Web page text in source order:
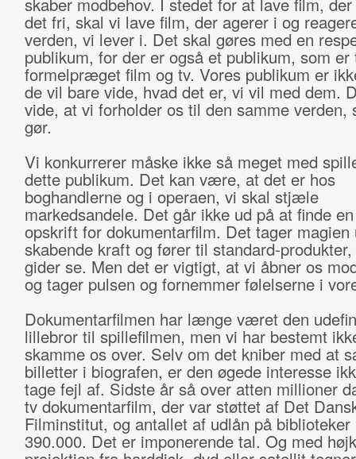
det fri, skal vi lave film, der agerer i og
verden, vi lever i. Det skal gøres med en
publikum, for der er også et publikum, som
formelpræget film og tv. Vores publikum er
de vil bare vide, hvad det er, vi vil med dem.
vide, at vi forholder os til den samme verden,
gør.
Vi konkurrerer måske ikke så meget med
dette publikum. Det kan være, at det er hos
boghandlerne og i operaen, vi skal stjæle
markedsandele. Det går ikke ud på at finde
opskrift for dokumentarfilm. Det tager magien
skabende kraft og fører til standard-
gider se. Men det er vigtigt, at vi åbner os
og tager pulsen og fornemmer følelserne i
Dokumentarfilmen har længe været den
lillebror til spillefilmen, men vi har bestemt
skamme os over. Selv om det kniber med at
billetter i biografen, er den øgede interesse
tage fejl af. Sidste år så over atten millioner
tv dokumentarfilm, der var støttet af Det
Filminstitut, og antallet af udlån på biblioteker
390.000. Det er imponerende tal. Og med